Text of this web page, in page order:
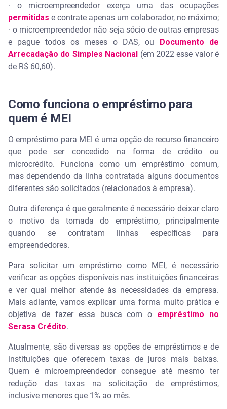
· o microempreendedor exerça uma das ocupações
permitidas e contrate apenas um colaborador, no máximo;
· o microempreendedor não seja sócio de outras empresas
e pague todos os meses o DAS, ou
Documento de
Arrecadação do Simples Nacional (em 2022 esse valor é
de R$ 60,60).
Como funciona o empréstimo para
quem é MEI
O empréstimo para MEI é uma opção de recurso financeiro
que pode ser concedido na forma de crédito ou
microcrédito. Funciona como um empréstimo comum,
mas dependendo da linha contratada alguns documentos
diferentes são solicitados (relacionados à empresa).
Outra diferença é que geralmente é necessário deixar claro
o motivo da tomada do empréstimo, principalmente
quando se contratam linhas específicas para
empreendedores.
Para solicitar um empréstimo como MEI, é necessário
verificar as opções disponíveis nas instituições financeiras
e ver qual melhor atende às necessidades da empresa.
Mais adiante, vamos explicar uma forma muito prática e
objetiva de fazer essa busca com o empréstimo no
Serasa Crédito.
Atualmente, são diversas as opções de empréstimos e de
instituições que oferecem taxas de juros mais baixas.
Quem é microempreendedor consegue até mesmo ter
redução das taxas na solicitação de empréstimos,
inclusive menores que 1% ao mês.